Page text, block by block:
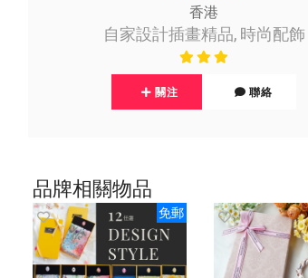
香港
自家設計插畫精品, 時尚配飾
關注 聯絡
品牌相關物品
免郵